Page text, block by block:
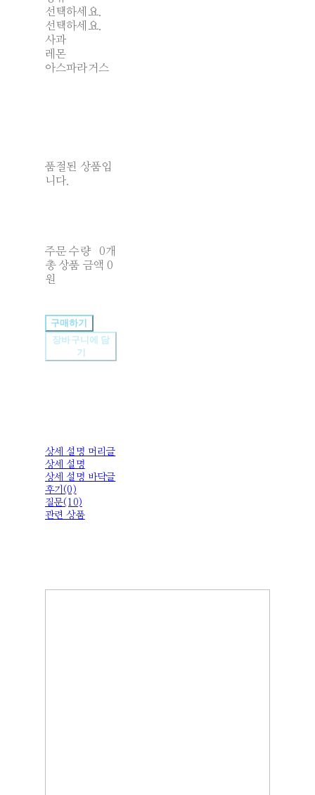
선택하세요.
선택하세요.
사과
레몬
아스파라거스
품절된 상품입
니다.
주문 수량
0개
총 상품 금액 0
원
구매하기
장바구니에 담
기
상세 설명 머리글
상세 설명
상세 설명 바닥글
후기(0)
질문(10)
관련 상품